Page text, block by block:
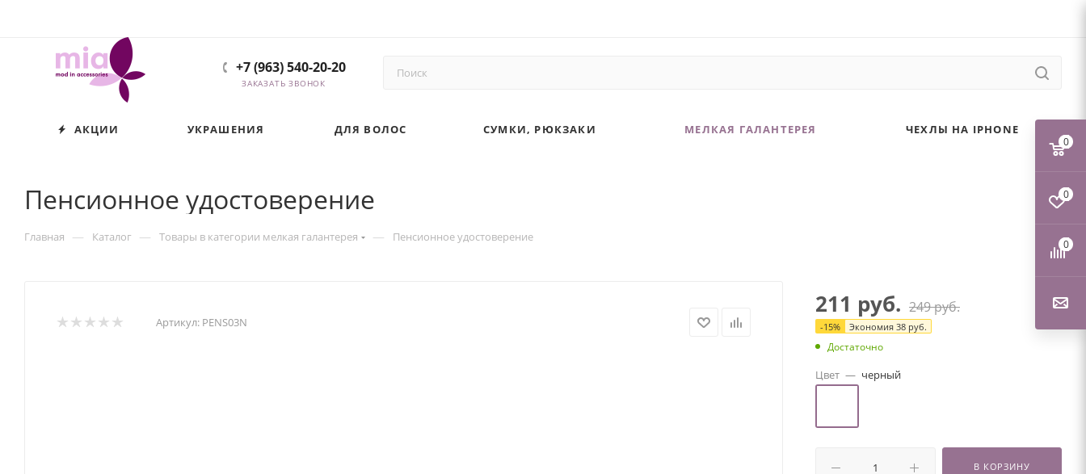
+7 (963) 540-20-20
ЗАКАЗАТЬ ЗВОНОК
АКЦИИ УКРАШЕНИЯ ДЛЯ ВОЛОС СУМКИ, РЮКЗАКИ МЕЛКАЯ ГАЛАНТЕРЕЯ ЧЕХЛЫ НА IPHONE
Пенсионное удостоверение
Главная — Каталог — Товары в категории мелкая галантерея — Пенсионное удостоверение
Артикул: PENS03N
211 руб. 249руб.
-15% Экономия 38 руб.
Достаточно
Цвет — черный
В КОРЗИНУ
0
0
0